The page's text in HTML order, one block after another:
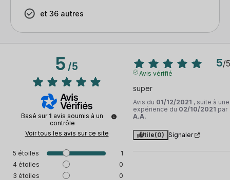
et 36 autres
5/5
Basé sur 1 avis soumis à un
contrôle
Voir tous les avis sur ce site
5 étoiles
1
4 étoiles
0
3 étoiles
0
5/5
Avis vérifié
super
Avis du 01/12/2021 , suite à une
expérience du 02/10/2021 par
A.A.
Utile(0) Signaler